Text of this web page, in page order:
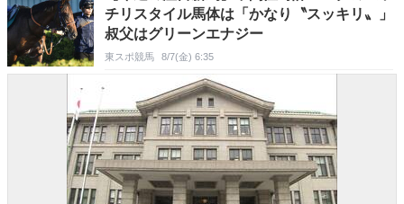
チリスタイル馬体は「かなり〝スッキリ〟」
叔父はグリーンエナジー
東スポ競馬 8/7(金) 6:35